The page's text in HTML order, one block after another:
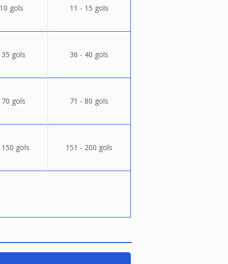
gols 11 - 15 gols
gols 36 - 40 gols
gols 71 - 80 gols
gols 151 - 200 gols